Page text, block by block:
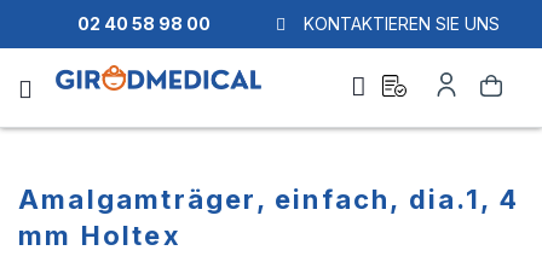
02 40 58 98 00 KONTAKTIEREN SIE UNS
Suche
quote
Konto
Amalgamträger, einfach, dia.1, 4
mm Holtex